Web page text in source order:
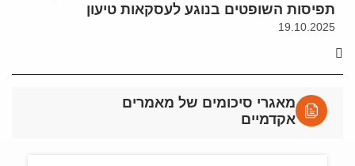
תפיסות השופטים בנוגע לעסקאות טיעון
19.10.2025
מאגרי סיכומים של מאמרים
אקדמיים